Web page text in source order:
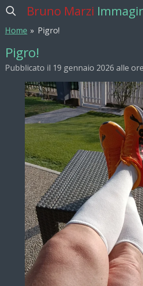
Vai
contenuto
Bruno Marzi
Home » Pigro!
Pigro!
Pubblicato il 19 gennaio 2026 alle